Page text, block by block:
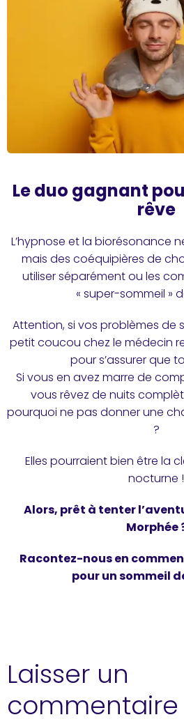
Le duo gagnant
rêve
L’hypnose et la biorésonance
mais des coéquipières de
utiliser séparément ou les
« super-sommeil »
Attention, si vos problèmes de
petit coucou chez le médecin
pour s’assurer que
Si vous en avez marre de
vous rêvez de nuits
pourquoi ne pas donner une
?
Elles pourraient bien être la
nocturne !
Alors, prêt à tenter
Morphée
Racontez-nous en
pour un sommeil
Laisser un
commentaire